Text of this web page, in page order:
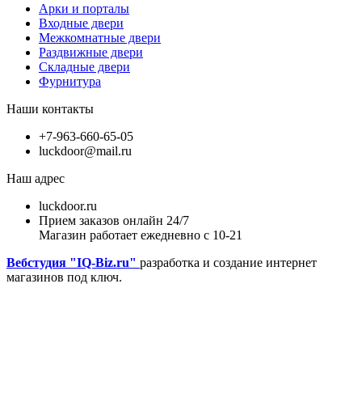
Арки и порталы
Входные двери
Межкомнатные двери
Раздвижные двери
Складные двери
Фурнитура
Наши контакты
+7-963-660-65-05
luckdoor@mail.ru
Наш адрес
luckdoor.ru
Прием заказов онлайн 24/7
Магазин работает ежедневно с 10-21
Вебстудия "IQ-Biz.ru" разработка и создание интернет
магазинов под ключ.